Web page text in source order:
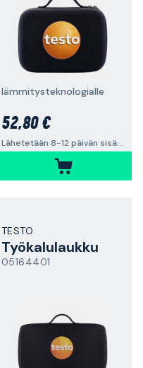
lämmitysteknologialle
52,80 €
Lähetetään 8-12 päivän sisällä
TESTO
Työkalulaukku
05164401